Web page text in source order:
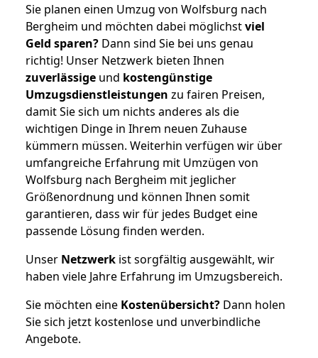
Sie planen einen Umzug von Wolfsburg nach
Bergheim und möchten dabei möglichstviel
Geld sparen? Dann sind Sie bei uns genau
richtig! Unser Netzwerk bieten Ihnen
zuverlässige und kostengünstige
Umzugsdienstleistungen zu fairen Preisen,
damit Sie sich um nichts anderes als die
wichtigen Dinge in Ihrem neuen Zuhause
kümmern müssen. Weiterhin verfügen wir über
umfangreiche Erfahrung mit Umzügen von
Wolfsburg nach Bergheim mit jeglicher
Größenordnung und können Ihnen somit
garantieren, dass wir für jedes Budget eine
passende Lösung finden werden.
Unser Netzwerk ist sorgfältig ausgewählt, wir
haben viele Jahre Erfahrung im Umzugsbereich.
Sie möchten eine Kostenübersicht? Dann holen
Sie sich jetzt kostenlose und unverbindliche
Angebote.